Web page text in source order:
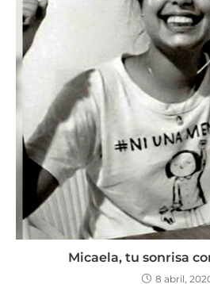
Micaela, tu sonrisa
8 abril,